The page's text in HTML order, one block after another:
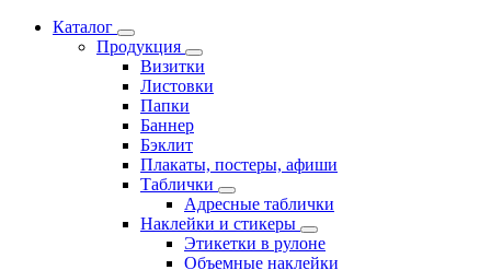
Каталог
Продукция
Визитки
Листовки
Папки
Баннер
Бэклит
Плакаты, постеры, афиши
Таблички
Адресные таблички
Наклейки и стикеры
Этикетки в рулоне
Объемные наклейки